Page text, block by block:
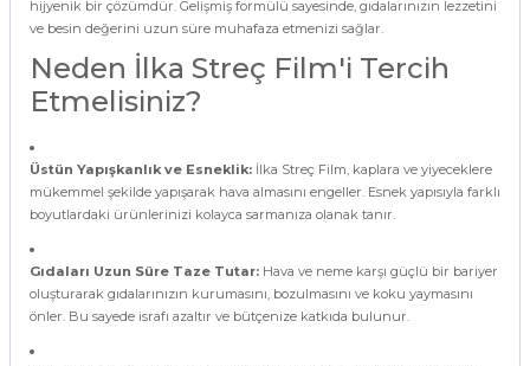
hijyenik bir çözümdür. Gelişmiş formülü sayesinde, gıdalarınızın lezzetini
ve besin değerini uzun süre muhafaza etmenizi sağlar.
Neden İlka Streç Film'i Tercih
Etmelisiniz?
Üstün Yapışkanlık ve Esneklik: İlka Streç Film, kaplara ve yiyeceklere
mükemmel şekilde yapışarak hava almasını engeller. Esnek yapısıyla farklı
boyutlardaki ürünlerinizi kolayca sarmanıza olanak tanır.
Gıdaları Uzun Süre Taze Tutar: Hava ve neme karşı güçlü bir bariyer
oluşturarak gıdalarınızın kurumasını, bozulmasını ve koku yaymasını
önler. Bu sayede israfı azaltır ve bütçenize katkıda bulunur.